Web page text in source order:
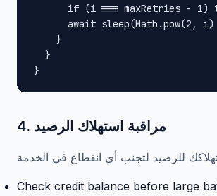
if (i === maxRetries - 1)
await sleep(Math.pow(2, i)
    }
  }
}
4. مراقبة استهلاك الرصيد
Check credit balance before large